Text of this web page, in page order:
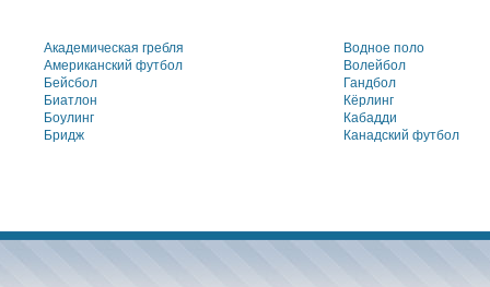
Академическая гребля
Американский футбол
Бейсбол
Биатлон
Боулинг
Бридж
Водное поло
Волейбол
Гандбол
Кёрлинг
Кабадди
Канадский футбол